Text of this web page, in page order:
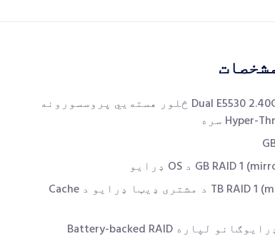
Dual E5530 2.40GHz Xeon څلور هسته‌يي پروسسورونه
1 TB RAID 1 (mirrored) د مشتری ډیټا ډرایو د Cache
د ټولو ډرایوګانو لپاره Battery-backed RAID